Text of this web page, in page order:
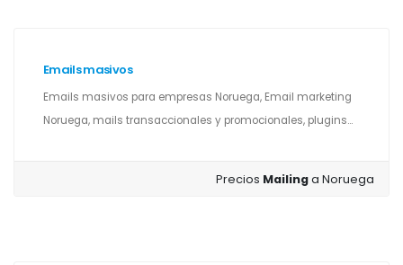
Emails masivos
Emails masivos para empresas Noruega, Email marketing
Noruega, mails transaccionales y promocionales, plugins...
Precios Mailinga Noruega